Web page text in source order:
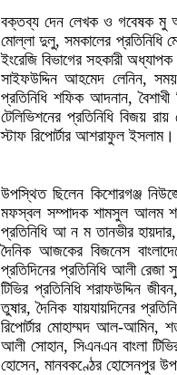
বক্তব্য দেন লেখক ও গবেষক মু আ
মোল্লা দুলু, সমকালের প্রতিনিধি
ইংরেজি বিভাগের সহকারী
সাইফউদ্দিন আহমেদ লেনিন, সময়
প্রতিনিধি শফিক আদনান, বৈশাখী
টেলিভিশনের প্রতিনিধি বিজয়
স্টাফ রিপোর্টার আশরাফুল ইসলাম।
উপস্থিত ছিলেন কিশোরগঞ্জ
মফস্বল সম্পাদক শামসুল আলম
প্রতিনিধি আ ন ম তানভীর
দৈনিক আজকের বিজনেস
প্রতিদিনের প্রতিনিধি আলী রেজা
টিভির প্রতিনিধি শরাফউদ্দিন
তুষার, দৈনিক যায়যায়দিনের
রিপোর্টার মোহাম্মদ আল-আমিন,
আলী সোহান, সিএনএন বাংলা
হোসেন, মানবকণ্ঠের হোসেনপুর